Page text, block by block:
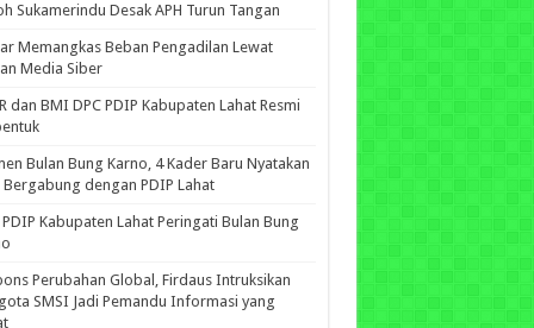
Sukamerindu Desak APH Turun Tangan
Memangkas Beban Pengadilan Lewat
Media Siber
dan BMI DPC PDIP Kabupaten Lahat Resmi
Bulan Bung Karno, 4 Kader Baru Nyatakan
Bergabung dengan PDIP Lahat
PDIP Kabupaten Lahat Peringati Bulan Bung
Perubahan Global, Firdaus Intruksikan
SMSI Jadi Pemandu Informasi yang